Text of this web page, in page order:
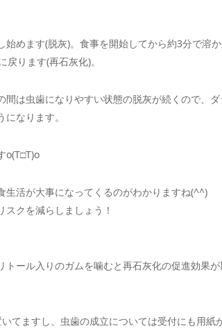
めます(脱灰)。食事を開始してから約3分で溶
ります(再石灰化)。
は虫歯になりやすい状態の脱灰が続くので、
なります。
o(T□T)o
生活が大事になってくるのがわかりますね(^^)
クを減らしましょう！
ール入りのガムを噛むと再石灰化の促進効果
てますし、虫歯の成立については受付にも用紙